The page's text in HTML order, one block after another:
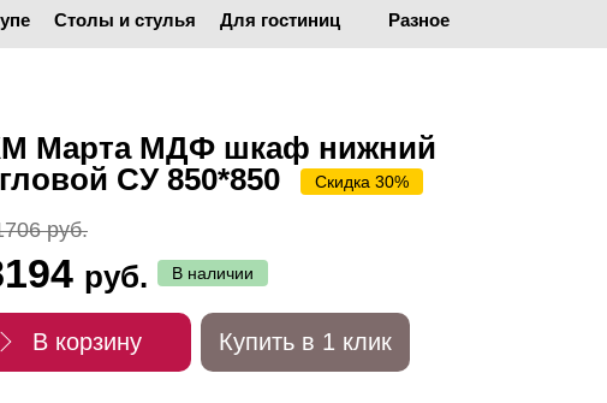
Столы и стулья Для гостиниц Разное
Марта МДФ шкаф нижний
СУ 850*850
Скидка 30%
руб.
руб. В наличии
В корзину Купить в 1 клик